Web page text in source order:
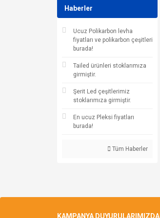
Haberler
Ucuz Polikarbon levha
fiyatları ve polikarbon çeşitleri
burada!
Tailed ürünleri stoklarımıza
girmiştir.
Şerit Led çeşitlerimiz
stoklarımıza girmiştir.
En ucuz Pleksi fiyatları
burada!
Tüm Haberler
KAMPANYA